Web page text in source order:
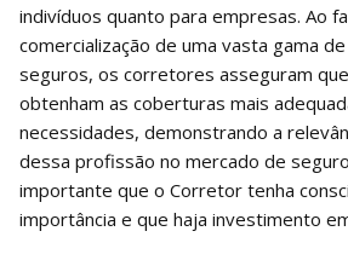
indivíduos quanto para empresas. Ao
comercialização de uma vasta gama
seguros, os corretores asseguram
obtenham as coberturas mais
necessidades, demonstrando a
dessa profissão no mercado de
importante que o Corretor tenha
importância e que haja investimento